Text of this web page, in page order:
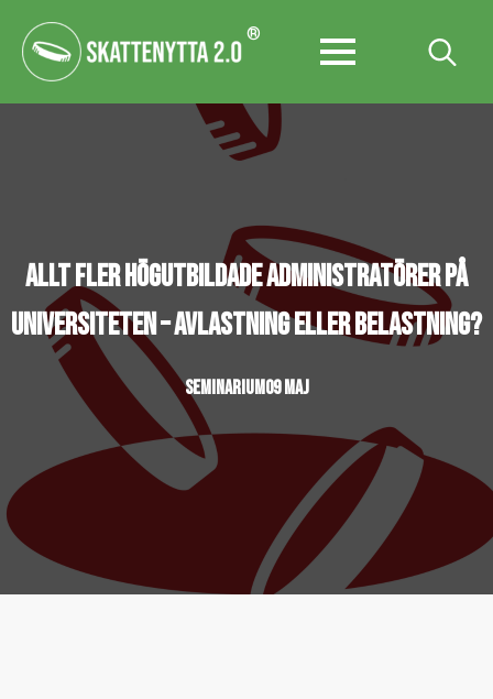
®
ALLT FLER HÖGUTBILDADE ADMINISTRATÖRER PÅ
UNIVERSITETEN – AVLASTNING ELLER BELASTNING?
SEMINARIUM09 MAJ